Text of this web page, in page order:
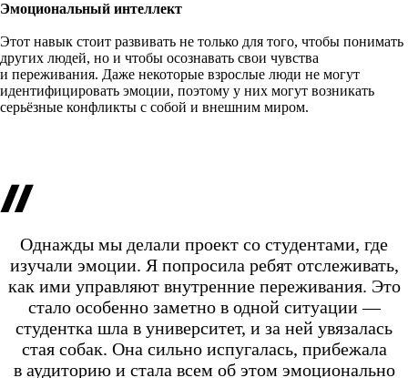
Эмоциональный интеллект
Этот навык стоит развивать не только для того, чтобы понимать
других людей, но и чтобы осознавать свои чувства
и переживания. Даже некоторые взрослые люди не могут
идентифицировать эмоции, поэтому у них могут возникать
серьёзные конфликты с собой и внешним миром.
Однажды мы делали проект со студентами, где
изучали эмоции. Я попросила ребят отслеживать,
как ими управляют внутренние переживания. Это
стало особенно заметно в одной ситуации —
студентка шла в университет, и за ней увязалась
стая собак. Она сильно испугалась, прибежала
в аудиторию и стала всем об этом эмоционально